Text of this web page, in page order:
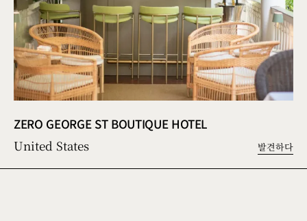
ZERO GEORGE ST BOUTIQUE HOTEL
United States 발견하다